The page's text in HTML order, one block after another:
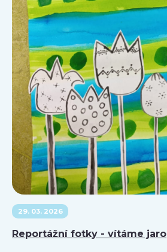
29. 03. 2026
Reportážní fotky - vítáme jaro